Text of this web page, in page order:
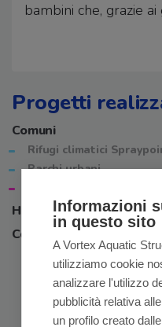
bambini che, grazie ai
Progetti
Comuni
Rifugi climatici
Parchi urbani
Hotel e Camping
Centri commerciali
Informazioni
in questo sito
A Vortex Aquatic
utilizziamo cookie
analizzare l'utilizzo
pubblicità relativa
un profilo creato